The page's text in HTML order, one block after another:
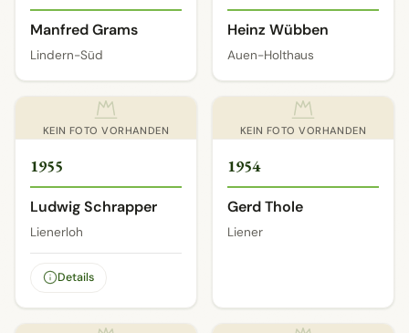
Manfred Grams
Lindern-Süd
Heinz Wübben
Auen-Holthaus
KEIN FOTO VORHANDEN
1955
Ludwig Schrapper
Lienerloh
Details
KEIN FOTO VORHANDEN
1954
Gerd Thole
Liener